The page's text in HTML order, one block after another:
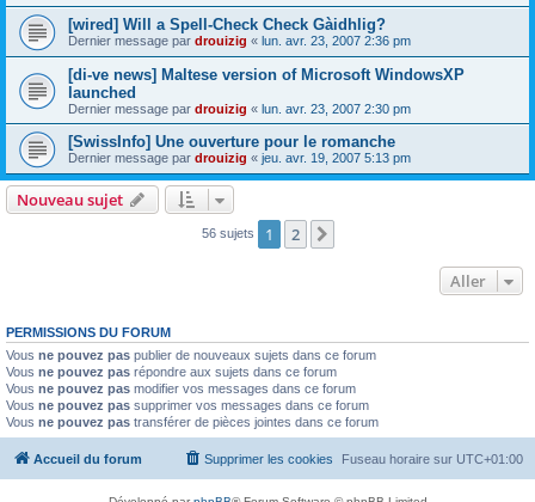
[wired] Will a Spell-Check Check Gàidhlig?
Dernier message par drouizig « lun. avr. 23, 2007 2:36 pm
[di-ve news] Maltese version of Microsoft WindowsXP
launched
Dernier message par drouizig « lun. avr. 23, 2007 2:30 pm
[SwissInfo] Une ouverture pour le romanche
Dernier message par drouizig « jeu. avr. 19, 2007 5:13 pm
Nouveau sujet
56 sujets 1 2
Aller
PERMISSIONS DU FORUM
Vous ne pouvez pas publier de nouveaux sujets dans ce forum
Vous ne pouvez pas répondre aux sujets dans ce forum
Vous ne pouvez pas modifier vos messages dans ce forum
Vous ne pouvez pas supprimer vos messages dans ce forum
Vous ne pouvez pas transférer de pièces jointes dans ce forum
Accueil du forum Fuseau horaire sur UTC+01:00
Supprimer les cookies